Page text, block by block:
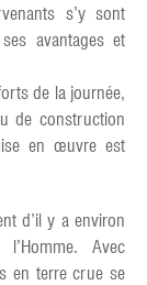
s’y sont
avantages et
de la journée,
de construction
en œuvre est
d’il y a environ
Avec
en terre crue se